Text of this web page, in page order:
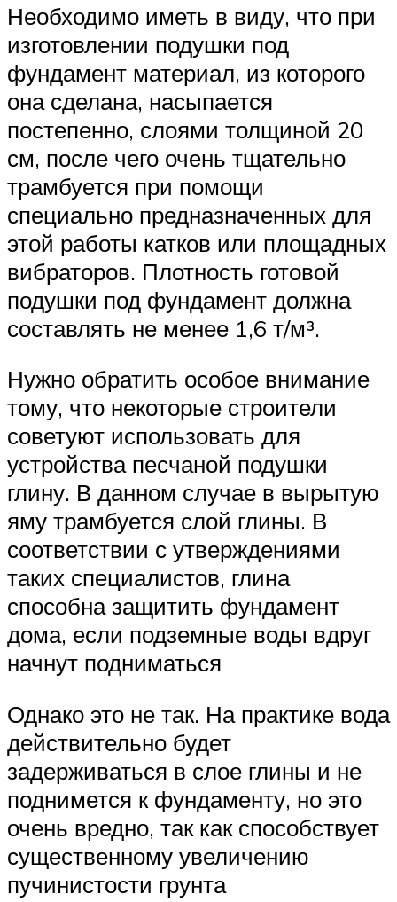
Необходимо иметь в виду, что при
изготовлении подушки под
фундамент материал, из которого
она сделана, насыпается
постепенно, слоями толщиной 20
см, после чего очень тщательно
трамбуется при помощи
специально предназначенных для
этой работы катков или площадных
вибраторов. Плотность готовой
подушки под фундамент должна
составлять не менее 1,6 т/м³.
Нужно обратить особое внимание
тому, что некоторые строители
советуют использовать для
устройства песчаной подушки
глину. В данном случае в вырытую
яму трамбуется слой глины. В
соответствии с утверждениями
таких специалистов, глина
способна защитить фундамент
дома, если подземные воды вдруг
начнут подниматься
Однако это не так. На практике вода
действительно будет
задерживаться в слое глины и не
поднимется к фундаменту, но это
очень вредно, так как способствует
существенному увеличению
пучинистости грунта